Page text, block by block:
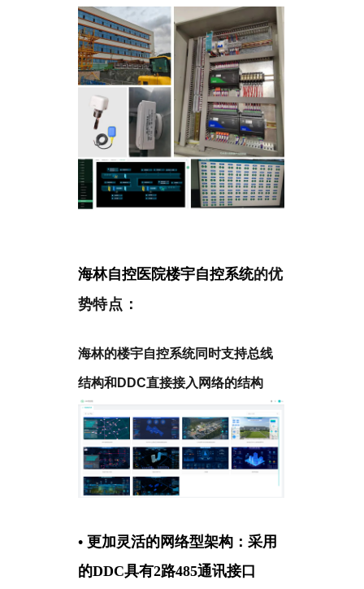
海林自控医院楼宇自控系统的优
势特点：
海林的楼宇自控系统同时支持总线
结构和DDC直接接入网络的结构
• 更加灵活的网络型架构： 采用
的DDC具有2路485通讯接口